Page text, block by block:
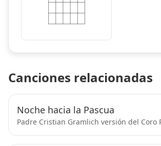
Canciones relacionadas
Noche hacia la Pascua
Padre Cristian Gramlich versión del Coro